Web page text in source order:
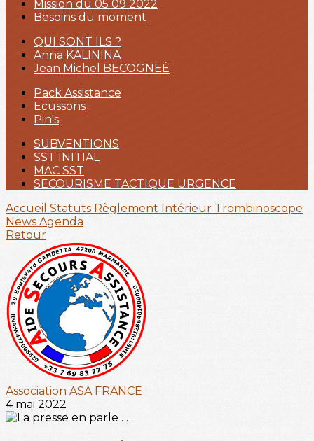
Mission du 05 09 2022
Besoins du moment
QUI SONT ILS ?
Anna KALININA
Jean Michel BECOGNEÉ
Pack Assistance
Ecussons
Pin's
SUBVENTIONS
SST INITIAL
MAC SST
SECOURISME TACTIQUE URGENCE
Accueil Statuts Règlement Intérieur Trombinoscope
News Agenda
Retour
Association ASA FRANCE
4 mai 2022